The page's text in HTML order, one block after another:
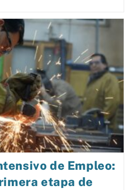
de Empleo:
etapa de